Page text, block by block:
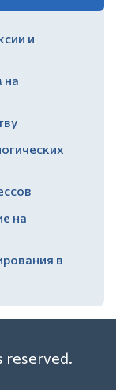
и
на
на
в
reserved.